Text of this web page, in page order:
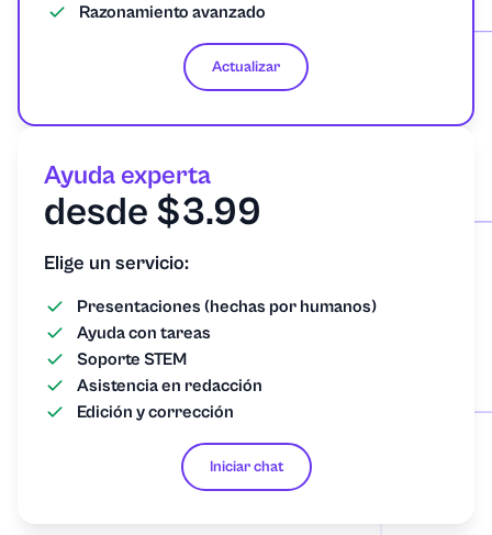
Razonamiento avanzado
Actualizar
Ayuda experta
desde $3.99
Elige un servicio:
Presentaciones (hechas por humanos)
Ayuda con tareas
Soporte STEM
Asistencia en redacción
Edición y corrección
Iniciar chat